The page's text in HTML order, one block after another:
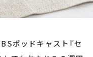
ポッドキャスト『セ